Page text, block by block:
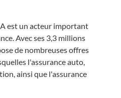
est un acteur important
Avec ses 3,3 millions
de nombreuses offres
l'assurance auto,
ainsi que l'assurance